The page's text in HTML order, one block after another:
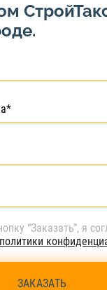
“Заказать”, я
политики